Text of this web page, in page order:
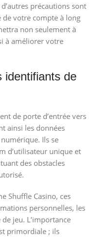
précautions sont
votre compte à long
non seulement à
à améliorer votre
identifiants de
de porte d’entrée vers
ainsi les données
Ils se
d’utilisateur unique et
des obstacles
Shuffle Casino, ces
personnelles, les
jeu. L’importance
primordiale ; ils